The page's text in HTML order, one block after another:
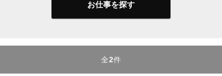
お仕事を探す
全2件